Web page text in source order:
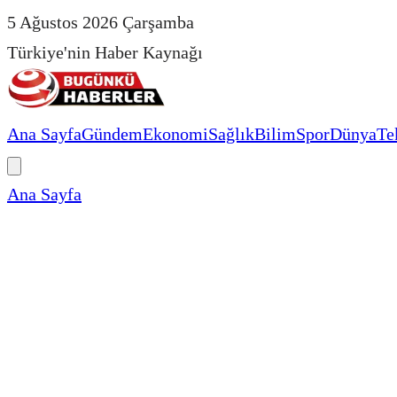
5 Ağustos 2026 Çarşamba
Türkiye'nin Haber Kaynağı
Ana SayfaGündemEkonomiSağlıkBilimSporDünya
Ana Sayfa